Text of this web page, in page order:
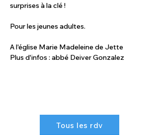
surprises à la clé !
Pour les jeunes adultes.
A l'église Marie Madeleine de Jette
Plus d'infos : abbé Deiver Gonzalez
Tous les rdv